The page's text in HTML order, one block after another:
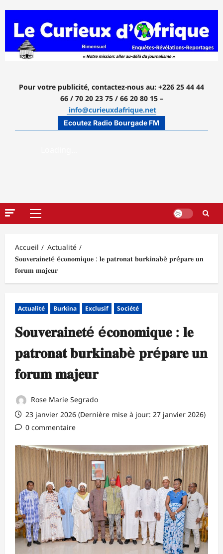
contenu
Pour votre publicité, contactez-nous au: +226 25 44 44
66 / 70 20 23 75 / 66 20 80 15 –
info@curieuxdafrique.net
Ecoutez Radio Bourgade FM
Menu
Accueil
Actualité
𝐒𝐨𝐮𝐯𝐞𝐫𝐚𝐢𝐧𝐞𝐭é é𝐜𝐨𝐧𝐨𝐦𝐢𝐪𝐮𝐞 : 𝐥𝐞 𝐩𝐚𝐭𝐫𝐨𝐧𝐚𝐭 𝐛𝐮𝐫𝐤𝐢𝐧𝐚𝐛è 𝐩𝐫é𝐩𝐚𝐫𝐞 𝐮𝐧
𝐟𝐨𝐫𝐮𝐦 𝐦𝐚𝐣𝐞𝐮𝐫
Actualité Burkina Exclusif Société
𝐒𝐨𝐮𝐯𝐞𝐫𝐚𝐢𝐧𝐞𝐭é é𝐜𝐨𝐧𝐨𝐦𝐢𝐪𝐮𝐞 : 𝐥𝐞
𝐩𝐚𝐭𝐫𝐨𝐧𝐚𝐭 𝐛𝐮𝐫𝐤𝐢𝐧𝐚𝐛è 𝐩𝐫é𝐩𝐚𝐫𝐞 𝐮𝐧
𝐟𝐨𝐫𝐮𝐦 𝐦𝐚𝐣𝐞𝐮𝐫
Rose Marie Segrado
23 janvier 2026 (Dernière mise à jour: 27 janvier 2026)
0 commentaire